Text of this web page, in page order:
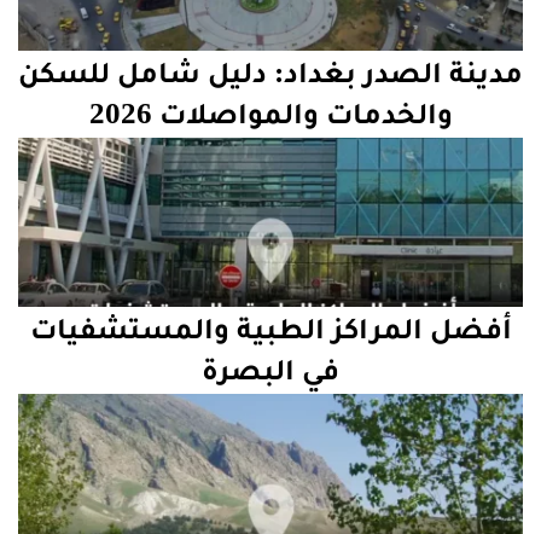
مدينة الصدر بغداد: دليل شامل للسكن
والخدمات والمواصلات 2026
أفضل المراكز الطبية والمستشفيات
في البصرة